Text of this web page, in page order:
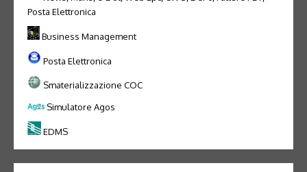
Posta Elettronica
Business Management
Posta Elettronica
Smaterializzazione COC
Simulatore Agos
EDMS